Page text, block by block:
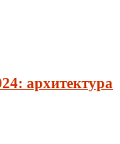
архитектура